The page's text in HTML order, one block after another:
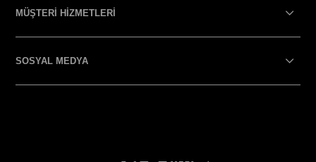
MÜŞTERİ HİZMETLERİ
SOSYAL MEDYA